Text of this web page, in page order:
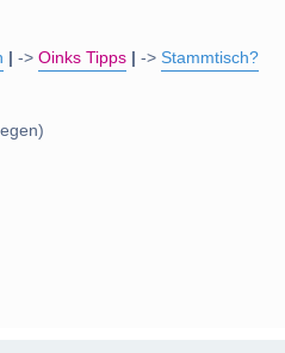
-> Oinks Tipps -> Stammtisch?